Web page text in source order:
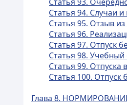
Статья 94. Случаи
Статья 95. Отзыв
Статья 96.
Статья 97. Отпуск
Статья 98. Учебный
Статья 99.
Статья 100. Отпуск
Глава 8.